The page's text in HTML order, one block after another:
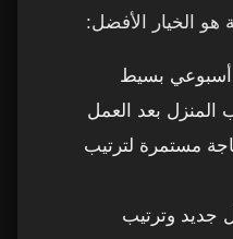
هو الخيار الأفضل:
أسبوعي بسيط
المنزل بعد العمل
مستمرة لترتيب
جديد وترتيب